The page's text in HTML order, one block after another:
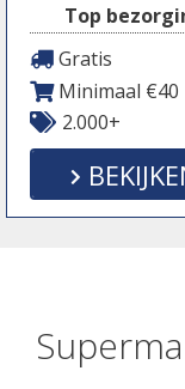
Top
Gratis
Minimaal €40
2.000+